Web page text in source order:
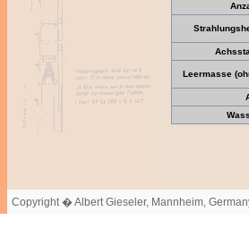
Leermasse
Copyright � Albert Gieseler, Mannheim,